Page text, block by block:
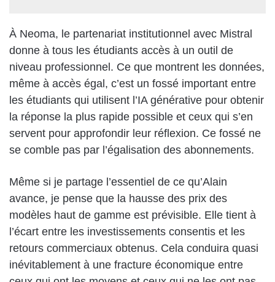
À Neoma, le partenariat institutionnel avec Mistral
donne à tous les étudiants accès à un outil de
niveau professionnel. Ce que montrent les données,
même à accès égal, c’est un fossé important entre
les étudiants qui utilisent l’IA générative pour obtenir
la réponse la plus rapide possible et ceux qui s’en
servent pour approfondir leur réflexion. Ce fossé ne
se comble pas par l’égalisation des abonnements.
Même si je partage l’essentiel de ce qu’Alain
avance, je pense que la hausse des prix des
modèles haut de gamme est prévisible. Elle tient à
l’écart entre les investissements consentis et les
retours commerciaux obtenus. Cela conduira quasi
inévitablement à une fracture économique entre